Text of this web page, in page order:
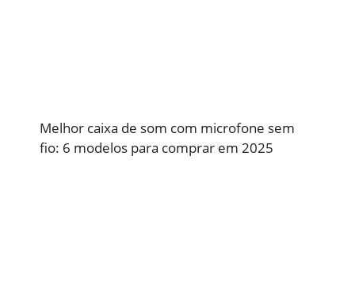
Melhor caixa de som com microfone sem
fio: 6 modelos para comprar em 2025